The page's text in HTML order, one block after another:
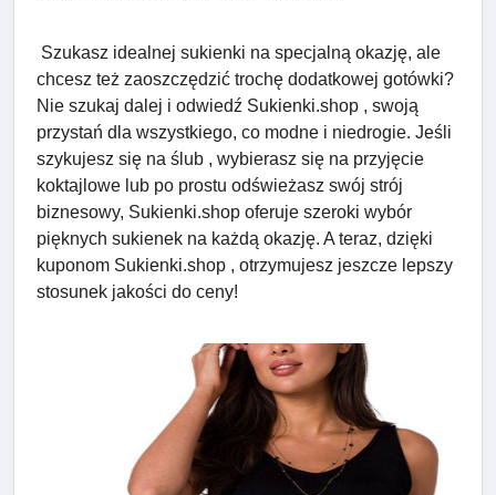
Szukasz idealnej sukienki na specjalną okazję, ale
chcesz też zaoszczędzić trochę dodatkowej gotówki?
Nie szukaj dalej i odwiedź Sukienki.shop , swoją
przystań dla wszystkiego, co modne i niedrogie. Jeśli
szykujesz się na ślub , wybierasz się na przyjęcie
koktajlowe lub po prostu odświeżasz swój strój
biznesowy, Sukienki.shop oferuje szeroki wybór
pięknych sukienek na każdą okazję. A teraz, dzięki
kuponom Sukienki.shop , otrzymujesz jeszcze lepszy
stosunek jakości do ceny!